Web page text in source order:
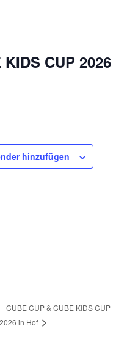
CUP 2026
hinzufügen
CUBE CUP & CUBE KIDS CUP
2026 in Hof